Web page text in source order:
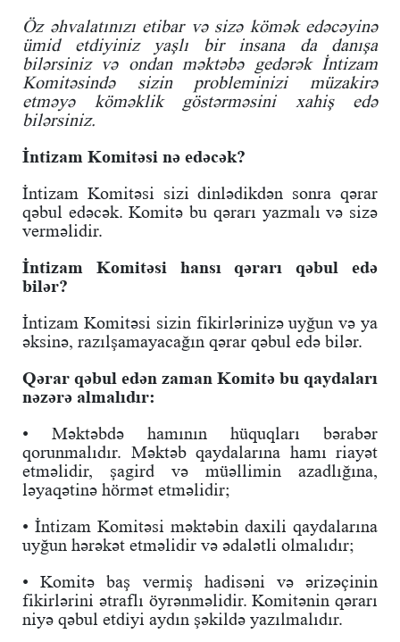
Öz əhvalatınızı etibar və sizə kömək edəcəyinə
ümid etdiyiniz yaşlı bir insana da danışa
bilərsiniz və ondan məktəbə gedərək İntizam
Komitəsində sizin probleminizi müzakirə
etməyə köməklik göstərməsini xahiş edə
bilərsiniz.
İntizam Komitəsi nə edəcək?
İntizam Komitəsi sizi dinlədikdən sonra qərar
qəbul edəcək. Komitə bu qərarı yazmalı və sizə
verməlidir.
İntizam Komitəsi hansı qərarı qəbul edə
bilər?
İntizam Komitəsi sizin fikirlərinizə uyğun və ya
əksinə, razılşamayacağın qərar qəbul edə bilər.
Qərar qəbul edən zaman Komitə bu qaydaları
nəzərə almalıdır:
• Məktəbdə hamının hüquqları bərabər
qorunmalıdır. Məktəb qaydalarına hamı riayət
etməlidir, şagird və müəllimin azadlığına,
ləyaqətinə hörmət etməlidir;
• İntizam Komitəsi məktəbin daxili qaydalarına
uyğun hərəkət etməlidir və ədalətli olmalıdır;
• Komitə baş vermiş hadisəni və ərizəçinin
fikirlərini ətraflı öyrənməlidir. Komitənin qərarı
niyə qəbul etdiyi aydın şəkildə yazılmalıdır.